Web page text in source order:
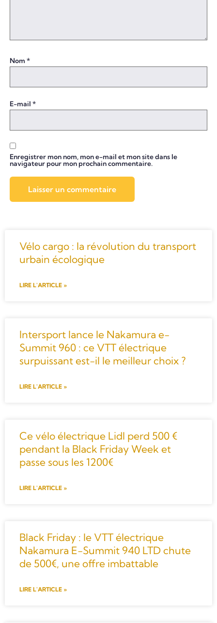
Nom *
E-mail *
Enregistrer mon nom, mon e-mail et mon site dans le
navigateur pour mon prochain commentaire.
Vélo cargo : la révolution du transport
urbain écologique
LIRE L'ARTICLE »
Intersport lance le Nakamura e-
Summit 960 : ce VTT électrique
surpuissant est-il le meilleur choix ?
LIRE L'ARTICLE »
Ce vélo électrique Lidl perd 500 €
pendant la Black Friday Week et
passe sous les 1200€
LIRE L'ARTICLE »
Black Friday : le VTT électrique
Nakamura E-Summit 940 LTD chute
de 500€, une offre imbattable
LIRE L'ARTICLE »